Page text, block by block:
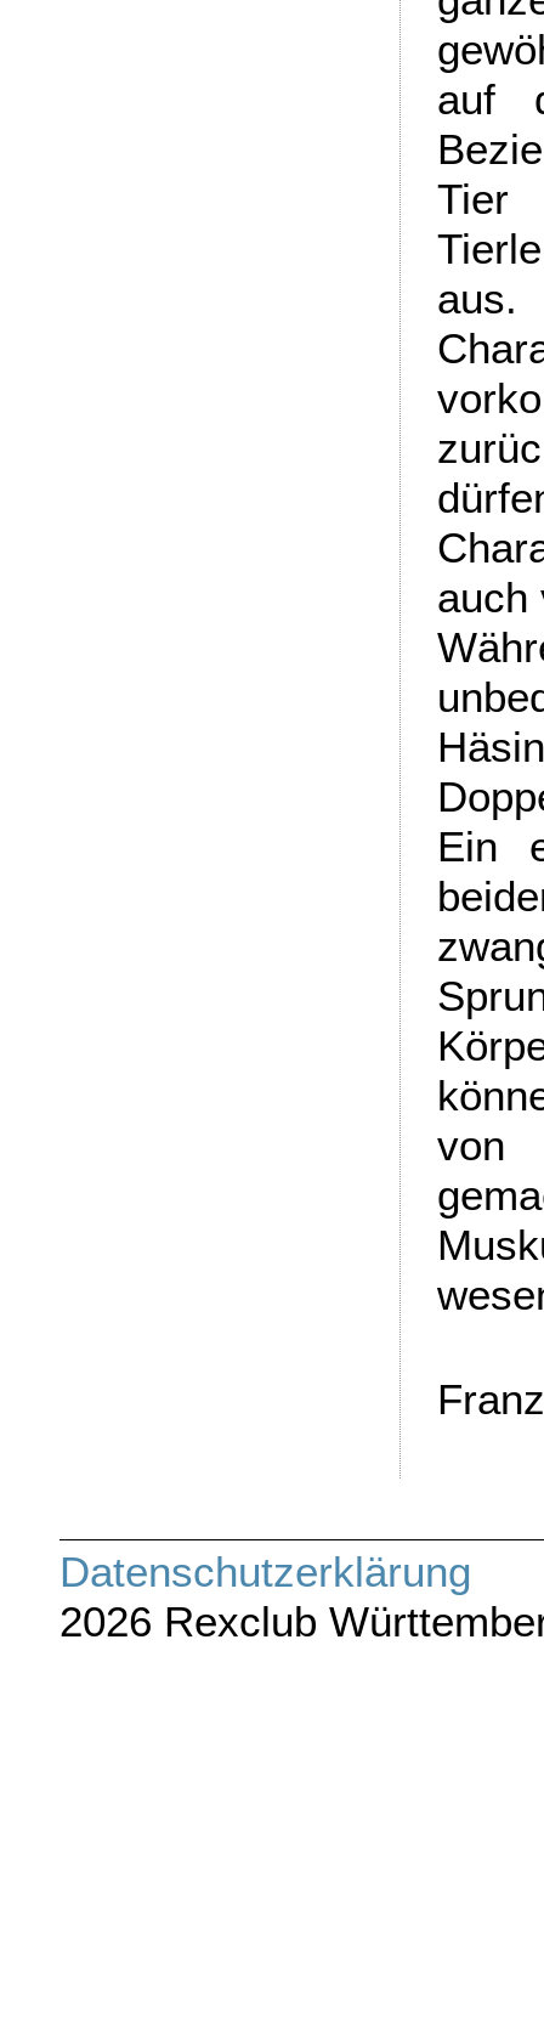
auf
Tier
auch
Ein
von
2026 Rexclub